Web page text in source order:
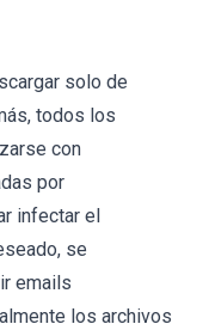
solo de
todos los
con
por
infectar el
se
emails
los archivos